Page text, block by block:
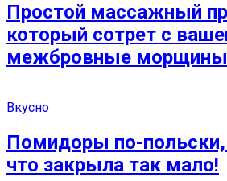
Простой массажный
который сотрет с
межбровные морщины
Вкусно
Помидоры по-
что закрыла так мало!